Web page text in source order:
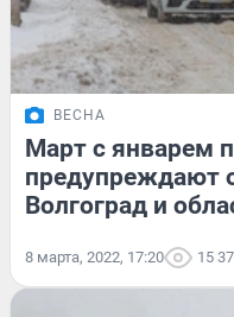
ВЕСНА
Март с январем
предупреждают
Волгоград и
8 марта, 2022, 17:20 15